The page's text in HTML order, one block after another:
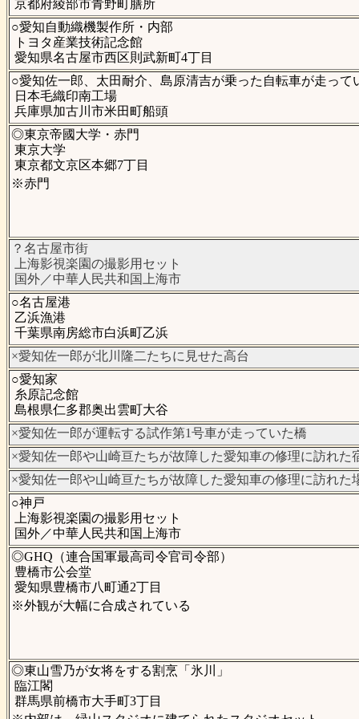
京都府綾部市青野町膳所
○愛知自動織機製作所・内部
トヨタ産業技術記念館
愛知県名古屋市西区則武新町4丁目
○愛知佐一郎、太田耐介、島原清吉が乗った自転車が走って
日本毛織印南工場
兵庫県加古川市米田町船頭
◎東京帝國大学・赤門
東京大学
東京都文京区本郷7丁目
※赤門
？名古屋市街
上海影視楽園の撮影用セット
国外／中華人民共和国上海市
○名古屋港
乙浜漁港
千葉県南房総市白浜町乙浜
×愛知佐一郎が北川隆二たちに見せた高台
○愛知家
糸原記念館
島根県仁多郡奥出雲町大谷
×愛知佐一郎が運転する試作第1号車が走っていた橋
×愛知佐一郎や山崎亘たちが故障した愛知車の修理に訪れた
×愛知佐一郎や山崎亘たちが故障した愛知車の修理に訪れた
○神戸
上海影視楽園の撮影用セット
国外／中華人民共和国上海市
◎GHQ（連合国軍最高司令官司令部）
豊橋市公会堂
愛知県豊橋市八町通2丁目
※外観が大幅に合成されている
◎東山雪乃が女将をする割烹「氷川」
臨江閣
群馬県前橋市大手町3丁目